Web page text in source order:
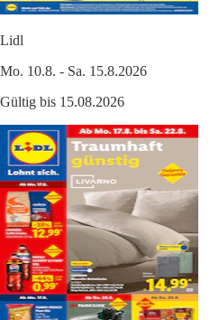
Lidl
Mo. 10.8. - Sa. 15.8.2026
Gültig bis 15.08.2026